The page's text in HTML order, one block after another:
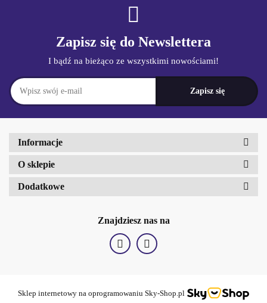
Zapisz się do Newslettera
I bądź na bieżąco ze wszystkimi nowościami!
Informacje
O sklepie
Dodatkowe
Znajdziesz nas na
Sklep internetowy na oprogramowaniu Sky-Shop.pl